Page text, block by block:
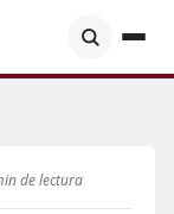
de lectura